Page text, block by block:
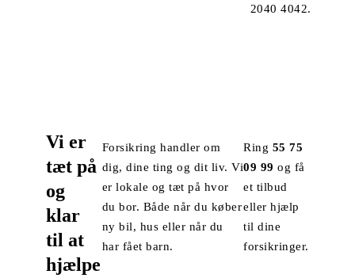
2040 4042.
Vi er
tæt på
og
klar
til at
hjælpe
Forsikring handler om
dig, dine ting og dit liv. Vi
er lokale og tæt på hvor
du bor. Både når du køber
ny bil, hus eller når du
har fået barn.
Ring 55 75
09 99 og få
et tilbud
eller hjælp
til dine
forsikringer.